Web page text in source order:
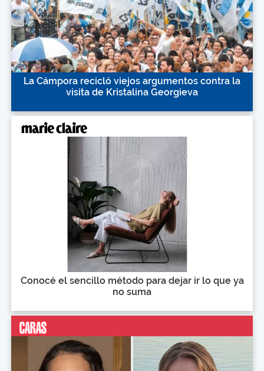
La Cámpora recicló viejos argumentos contra la
visita de Kristalina Georgieva
Conocé el sencillo método para dejar ir lo que ya
no suma